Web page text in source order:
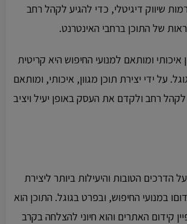
שיווק דיגיטלי, כדי להגיע לקהל רחב
של התוכן ברחבי האינטרנט.
איכותי ומותאם למנועי החיפוש היא קריטית
על ידי יצירת תוכן מגוון, איכותי, ומותאם
רחב ולקדם את העסק באופן יעיל ויציב
הדרכים הטובות והיעילות ביותר ליצירת
במנועי החיפוש, ובפרט בגוגל. התוכן הוא
קידום האתרים והוא חיוני להצלחה בקרב